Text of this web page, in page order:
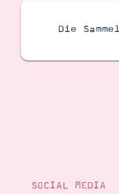
Die
SOCIAL MEDIA